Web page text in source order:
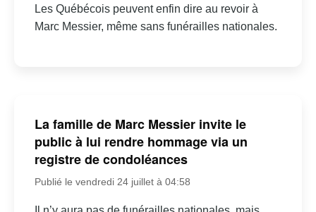
Les Québécois peuvent enfin dire au revoir à
Marc Messier, même sans funérailles nationales.
La famille de Marc Messier invite le
public à lui rendre hommage via un
registre de condoléances
Publié le vendredi 24 juillet à 04:58